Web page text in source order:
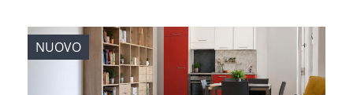
NUOVO